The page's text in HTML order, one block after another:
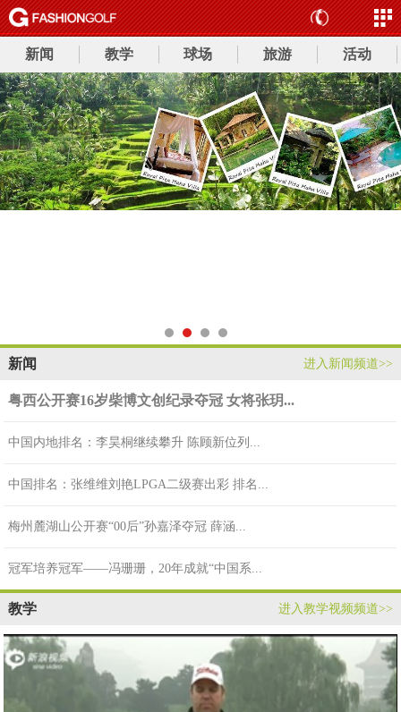
新闻 教学 球场 旅游 活动
新闻 进入新闻频道>>
粤西公开赛16岁柴博文创纪录夺冠 女将张玥...
中国内地排名：李昊桐继续攀升 陈顾新位列...
中国排名：张维维刘艳LPGA二级赛出彩 排名...
梅州麓湖山公开赛“00后”孙嘉泽夺冠 薛涵...
冠军培养冠军——冯珊珊，20年成就“中国系...
教学 进入教学视频频道>>